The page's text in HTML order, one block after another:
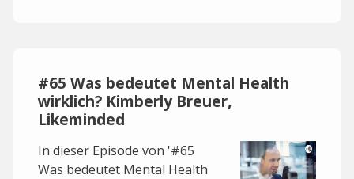
#65 Was bedeutet Mental Health
wirklich? Kimberly Breuer,
Likeminded
In dieser Episode von '#65
Was bedeutet Mental Health